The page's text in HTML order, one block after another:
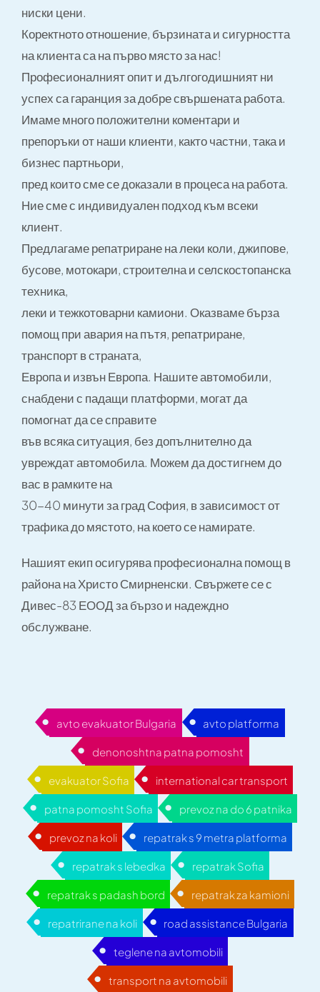
ниски цени.
Коректното отношение, бързината и сигурността
на клиента са на първо място за нас!
Професионалният опит и дългогодишният ни
успех са гаранция за добре свършената работа.
Имаме много положителни коментари и
препоръки от наши клиенти, както частни, така и
бизнес партньори,
пред които сме се доказали в процеса на работа.
Ние сме с индивидуален подход към всеки
клиент.
Предлагаме репатриране на леки коли, джипове,
бусове, мотокари, строителна и селскостопанска
техника,
леки и тежкотоварни камиони. Оказваме бърза
помощ при авария на пътя, репатриране,
транспорт в страната,
Европа и извън Европа. Нашите автомобили,
снабдени с падащи платформи, могат да
помогнат да се справите
във всяка ситуация, без допълнително да
увреждат автомобила. Можем да достигнем до
вас в рамките на
30-40 минути за град София, в зависимост от
трафика до мястото, на което се намирате.
Нашият екип осигурява професионална помощ в
района на Христо Смирненски. Свържете се с
Дивес-83 ЕООД за бързо и надеждно
обслужване.
avto evakuator Bulgaria avto platforma
denonoshtna patna pomosht
evakuator Sofia international car transport
patna pomosht Sofia prevoz na do 6 patnika
prevoz na koli repatrak s 9 metra platforma
repatrak s lebedka repatrak Sofia
repatrak s padash bord repatrak za kamioni
repatrirane na koli road assistance Bulgaria
teglene na avtomobili
transport na avtomobili